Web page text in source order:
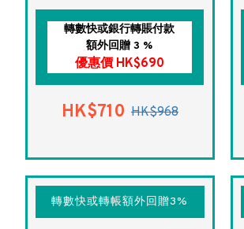
轉數快或銀行轉賬付款
額外回贈 3 %
優惠價 HK$690
HK$710 HK$968
轉數快或轉帳額外回贈3%